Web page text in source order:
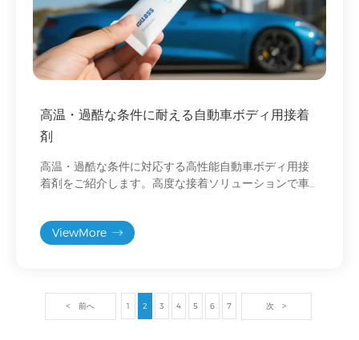
高温・過酷な条件に耐える自動車ボディ用接着
剤
高温・過酷な条件に対応する高性能自動車ボディ用接
着剤をご紹介します。高度な接着ソリューションで車
ViewMore
前へ 1 2 3 4 5 6 7 次